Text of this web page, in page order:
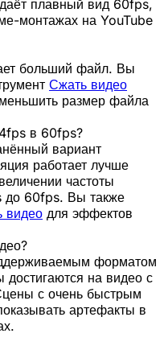
плавный вид 60fps,
монтажах на YouTube
больший файл. Вы
Сжать видео
размер файла
в 60fps?
вариант
работает лучше
частоты
до 60fps. Вы также
видео для эффектов
форматом
достигаются на видео с
с очень быстрым
артефакты в